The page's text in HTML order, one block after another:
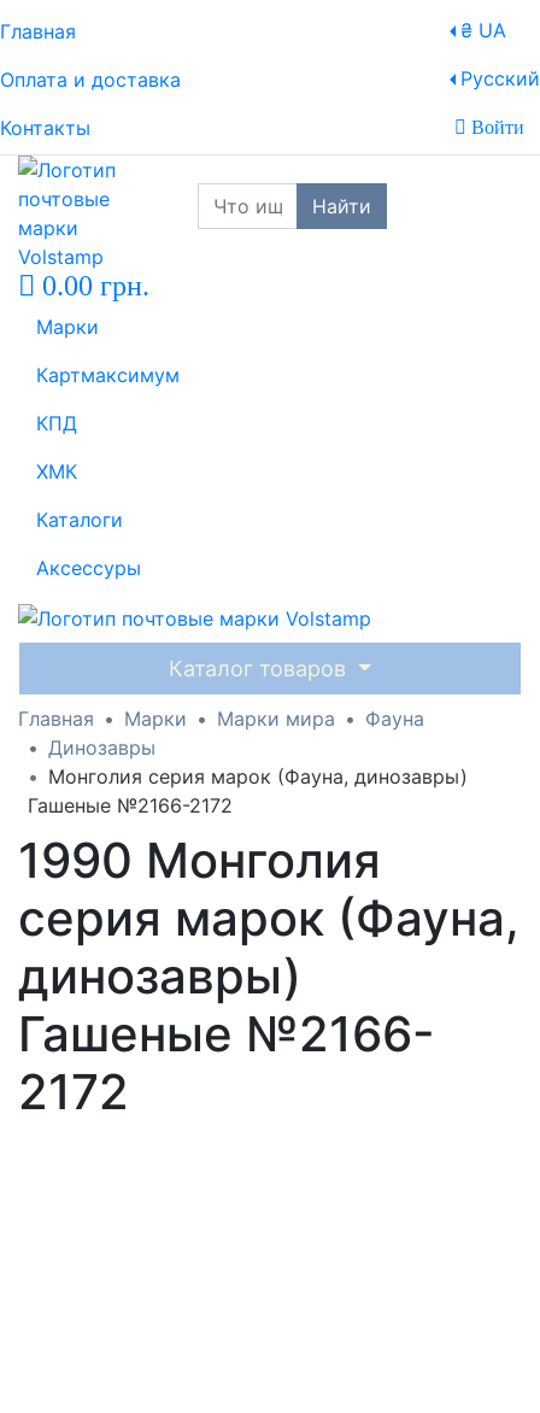
Главная
Оплата и доставка
Контакты
₴ UA
Русский
Войти
Найти
0.00 грн.
Марки
Картмаксимум
КПД
ХМК
Каталоги
Аксессуры
Каталог товаров
Главная Марки Марки мира
Фауна
Динозавры
Монголия серия марок (Фауна, динозавры)
Гашеные №2166-2172
1990 Монголия
серия марок (Фауна,
динозавры)
Гашеные №2166-
2172